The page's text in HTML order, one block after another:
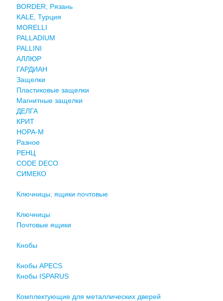
BORDER, Рязань
KALE, Турция
MORELLI
PALLADIUM
PALLINI
АЛЛЮР
ГАРДИАН
Защелки
Пластиковые защелки
Магнитные защелки
ДЕЛГА
КРИТ
НОРА-М
Разное
РЕНЦ
СODE DECO
СИМЕКО
Ключницы, ящики почтовые
Ключницы
Почтовые ящики
Кнобы
Кнобы APECS
Кнобы ISPARUS
Комплектующие для металлических дверей